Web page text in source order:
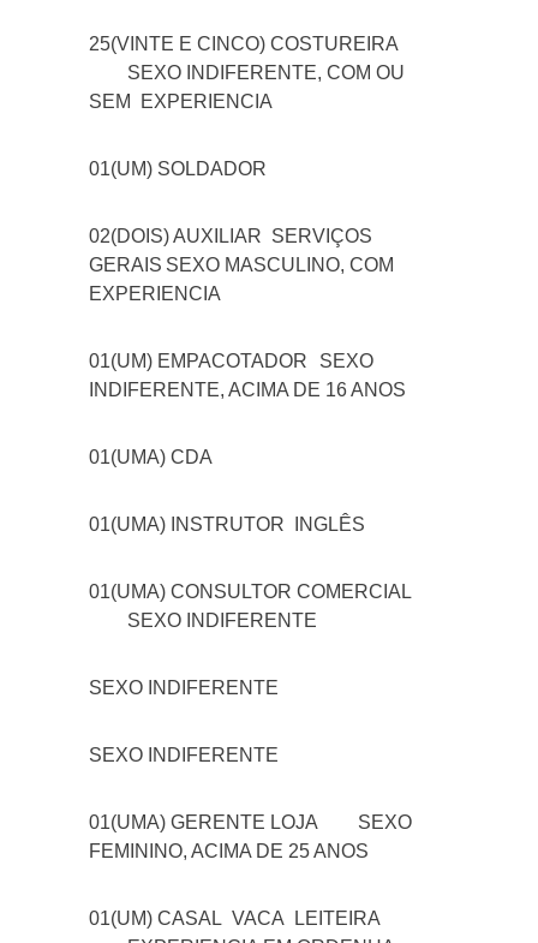
25(VINTE E CINCO) COSTUREIRA
SEXO INDIFERENTE, COM OU
SEM EXPERIENCIA
01(UM) SOLDADOR
02(DOIS) AUXILIAR SERVIÇOS
GERAIS SEXO MASCULINO, COM
EXPERIENCIA
01(UM) EMPACOTADOR
SEXO
INDIFERENTE, ACIMA DE 16 ANOS
01(UMA) CDA
01(UMA) INSTRUTOR INGLÊS
01(UMA) CONSULTOR COMERCIAL
SEXO INDIFERENTE
SEXO INDIFERENTE
SEXO INDIFERENTE
01(UMA) GERENTE LOJA
SEXO
FEMININO, ACIMA DE 25 ANOS
01(UM) CASAL VACA LEITEIRA